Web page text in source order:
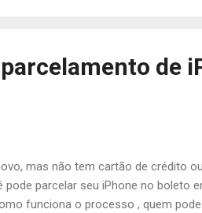
de
mas não tem cartão de crédito
pode parcelar seu iPhone no boleto
funciona o processo , quem